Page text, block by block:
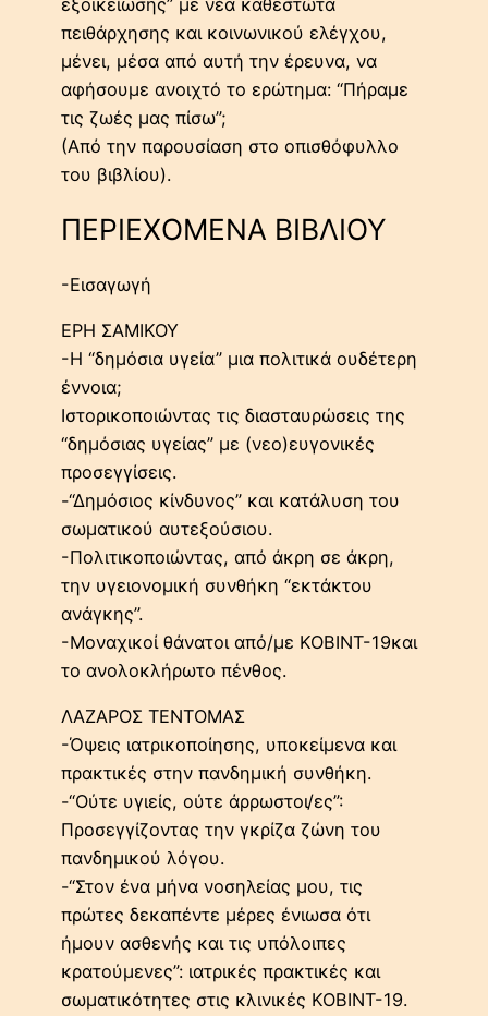
πειθάρχησης και κοινωνικού ελέγχου,
μένει, μέσα από αυτή την έρευνα, να
αφήσουμε ανοιχτό το ερώτημα: “Πήραμε
τις ζωές μας πίσω”;
(Από την παρουσίαση στο οπισθόφυλλο
του βιβλίου).
ΠΕΡΙΕΧΟΜΕΝΑ ΒΙΒΛΙΟΥ
-Εισαγωγή
ΕΡΗ ΣΑΜΙΚΟΥ
-Η “δημόσια υγεία” μια πολιτικά ουδέτερη
έννοια;
Ιστορικοποιώντας τις διασταυρώσεις της
“δημόσιας υγείας” με (νεο)ευγονικές
προσεγγίσεις.
-“Δημόσιος κίνδυνος” και κατάλυση του
σωματικού αυτεξούσιου.
-Πολιτικοποιώντας, από άκρη σε άκρη,
την υγειονομική συνθήκη “εκτάκτου
ανάγκης”.
-Μοναχικοί θάνατοι από/με KOBINT-19και
το ανολοκλήρωτο πένθος.
ΛΑΖΑΡΟΣ ΤΕΝΤΟΜΑΣ
-Όψεις ιατρικοποίησης, υποκείμενα και
πρακτικές στην πανδημική συνθήκη.
-“Ούτε υγιείς, ούτε άρρωστοι/ες”:
Προσεγγίζοντας την γκρίζα ζώνη του
πανδημικού λόγου.
-“Στον ένα μήνα νοσηλείας μου, τις
πρώτες δεκαπέντε μέρες ένιωσα ότι
ήμουν ασθενής και τις υπόλοιπες
κρατούμενες”: ιατρικές πρακτικές και
σωματικότητες στις κλινικές KOBINT-19.